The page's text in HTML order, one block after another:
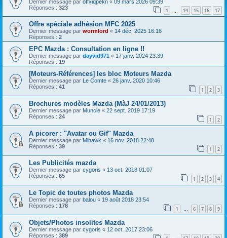
Dernier message par offxiqpekn « 09 mars 2026 09:39
Réponses : 323 1 14 15 16 17
Offre spéciale adhésion MFC 2025
Dernier message par wormlord « 14 déc. 2025 16:16
Réponses : 2
EPC Mazda : Consultation en ligne !!
Dernier message par dayvid971 « 17 janv. 2024 23:39
Réponses : 19
[Moteurs-Références] les bloc Moteurs Mazda
Dernier message par Le Comte « 26 janv. 2020 10:46
Réponses : 41 1 2 3
Brochures modèles Mazda (MàJ 24/01/2013)
Dernier message par Muncie « 22 sept. 2019 17:19
Réponses : 24 1 2
A picorer : "Avatar ou Gif" Mazda
Dernier message par Mihawk « 16 nov. 2018 22:48
Réponses : 39 1 2
Les Publicités mazda
Dernier message par cygoris « 13 oct. 2018 01:07
Réponses : 65 1 2 3 4
Le Topic de toutes photos Mazda
Dernier message par balou « 19 août 2018 23:54
Réponses : 178 1 … 6 7 8 9
Objets/Photos insolites Mazda
Dernier message par cygoris « 12 oct. 2017 23:06
Réponses : 389